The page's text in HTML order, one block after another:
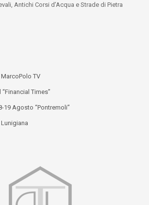
Antichi Corsi d’Acqua e Strade di Pietra
TV
Times”
19 Agosto “Pontremoli”
Lunigiana